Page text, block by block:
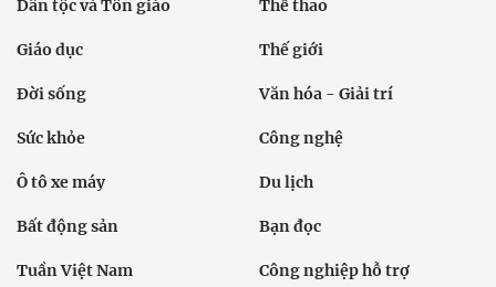
Dân tộc và Tôn giáo Thể thao
Giáo dục Thế giới
Đời sống Văn hóa - Giải trí
Sức khỏe Công nghệ
Ô tô xe máy Du lịch
Bất động sản Bạn đọc
Tuần Việt Nam Công nghiệp hỗ trợ